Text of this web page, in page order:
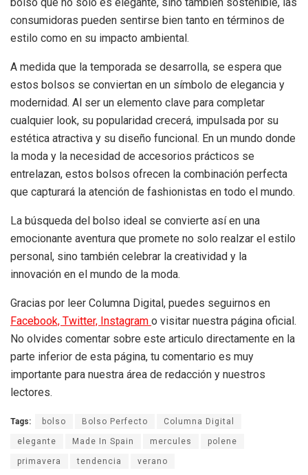
bolso que no solo es elegante, sino también sostenible, las
consumidoras pueden sentirse bien tanto en términos de
estilo como en su impacto ambiental.
A medida que la temporada se desarrolla, se espera que
estos bolsos se conviertan en un símbolo de elegancia y
modernidad. Al ser un elemento clave para completar
cualquier look, su popularidad crecerá, impulsada por su
estética atractiva y su diseño funcional. En un mundo donde
la moda y la necesidad de accesorios prácticos se
entrelazan, estos bolsos ofrecen la combinación perfecta
que capturará la atención de fashionistas en todo el mundo.
La búsqueda del bolso ideal se convierte así en una
emocionante aventura que promete no solo realzar el estilo
personal, sino también celebrar la creatividad y la
innovación en el mundo de la moda.
Gracias por leer Columna Digital, puedes seguirnos en
Facebook, Twitter, Instagram o visitar nuestra página oficial.
No olvides comentar sobre este articulo directamente en la
parte inferior de esta página, tu comentario es muy
importante para nuestra área de redacción y nuestros
lectores.
Tags: bolso Bolso Perfecto Columna Digital
elegante Made In Spain mercules polene
primavera tendencia verano